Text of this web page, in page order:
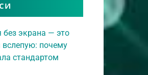
без экрана — это
вслепую: почему
стандартом